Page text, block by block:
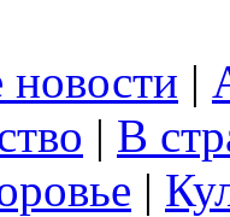
новости |
| В
|